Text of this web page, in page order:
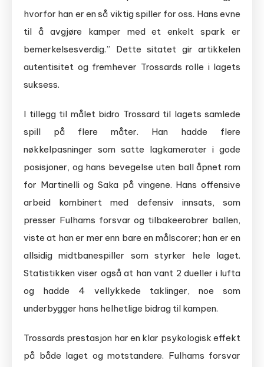
hvorfor han er en så viktig spiller for oss. Hans evne
til å avgjøre kamper med et enkelt spark er
bemerkelsesverdig.” Dette sitatet gir artikkelen
autentisitet og fremhever Trossards rolle i lagets
suksess.
I tillegg til målet bidro Trossard til lagets samlede
spill på flere måter. Han hadde flere
nøkkelpasninger som satte lagkamerater i gode
posisjoner, og hans bevegelse uten ball åpnet rom
for Martinelli og Saka på vingene. Hans offensive
arbeid kombinert med defensiv innsats, som
presser Fulhams forsvar og tilbakeerobrer ballen,
viste at han er mer enn bare en målscorer; han er en
allsidig midtbanespiller som styrker hele laget.
Statistikken viser også at han vant 2 dueller i lufta
og hadde 4 vellykkede taklinger, noe som
underbygger hans helhetlige bidrag til kampen.
Trossards prestasjon har en klar psykologisk effekt
på både laget og motstandere. Fulhams forsvar